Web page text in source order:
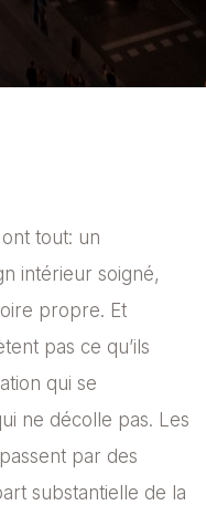
tout: un
intérieur soigné,
propre. Et
pas ce qu’ils
qui se
ne décolle pas. Les
par des
substantielle de la